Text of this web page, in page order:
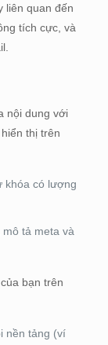
liên quan đến
tích cực, và
nội dung với
thị trên
khóa có lượng
tả meta và
bạn trên
nền tảng (ví